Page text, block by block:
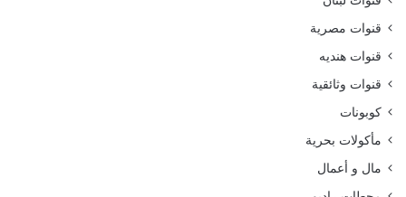
قنوات مصرية
قنوات هنديه
قنوات وثائقية
كوبونات
مأكولات بحرية
مال و أعمال